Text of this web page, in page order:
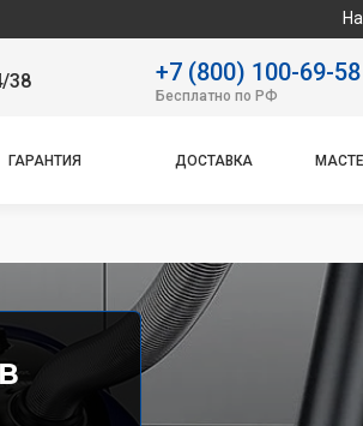
Наш сервисный
38 +7 (800) 100-69-58
Бесплатно по РФ
ГАРАНТИЯ ДОСТАВКА